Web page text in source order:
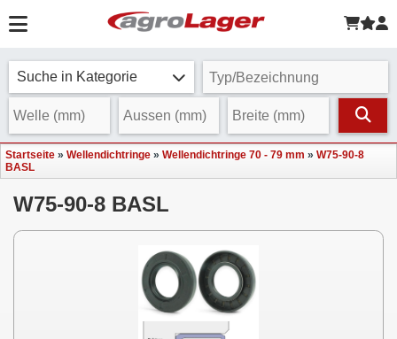
Suche in Kategorie
Startseite » Wellendichtringe » Wellendichtringe 70 - 79 mm » W75-90-8
BASL
W75-90-8 BASL